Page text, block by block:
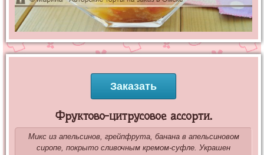
Заказать
Фруктово-цитрусовое ассорти.
Микс из апельсинов, грейпфрута, банана в апельсиновом
сиропе, покрыто сливочным кремом-суфле. Украшен